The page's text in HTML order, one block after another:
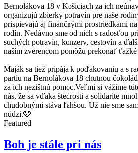
Bernolákova 18 v Košiciach za ich
organizujú zbierky potravín pre naše
prispievajú aj finančnými prostriedkami
rodín. Nedávno sme od nich s radosťou
suchých potravín, konzerv, cestovín a
naším zverencom pomôžu prekonať
Maják sa tiež pripája k poďakovaniu a s
partiu na Bernolákova 18 chutnou
za ich nezištnú pomoc.Veľmi si vážime
nás, že sa vďaka štedrosti a solidarite
chudobnými stáva ľahšou. Už nie sme
núdzi.🩷
Featured
Boh je stále pri nás